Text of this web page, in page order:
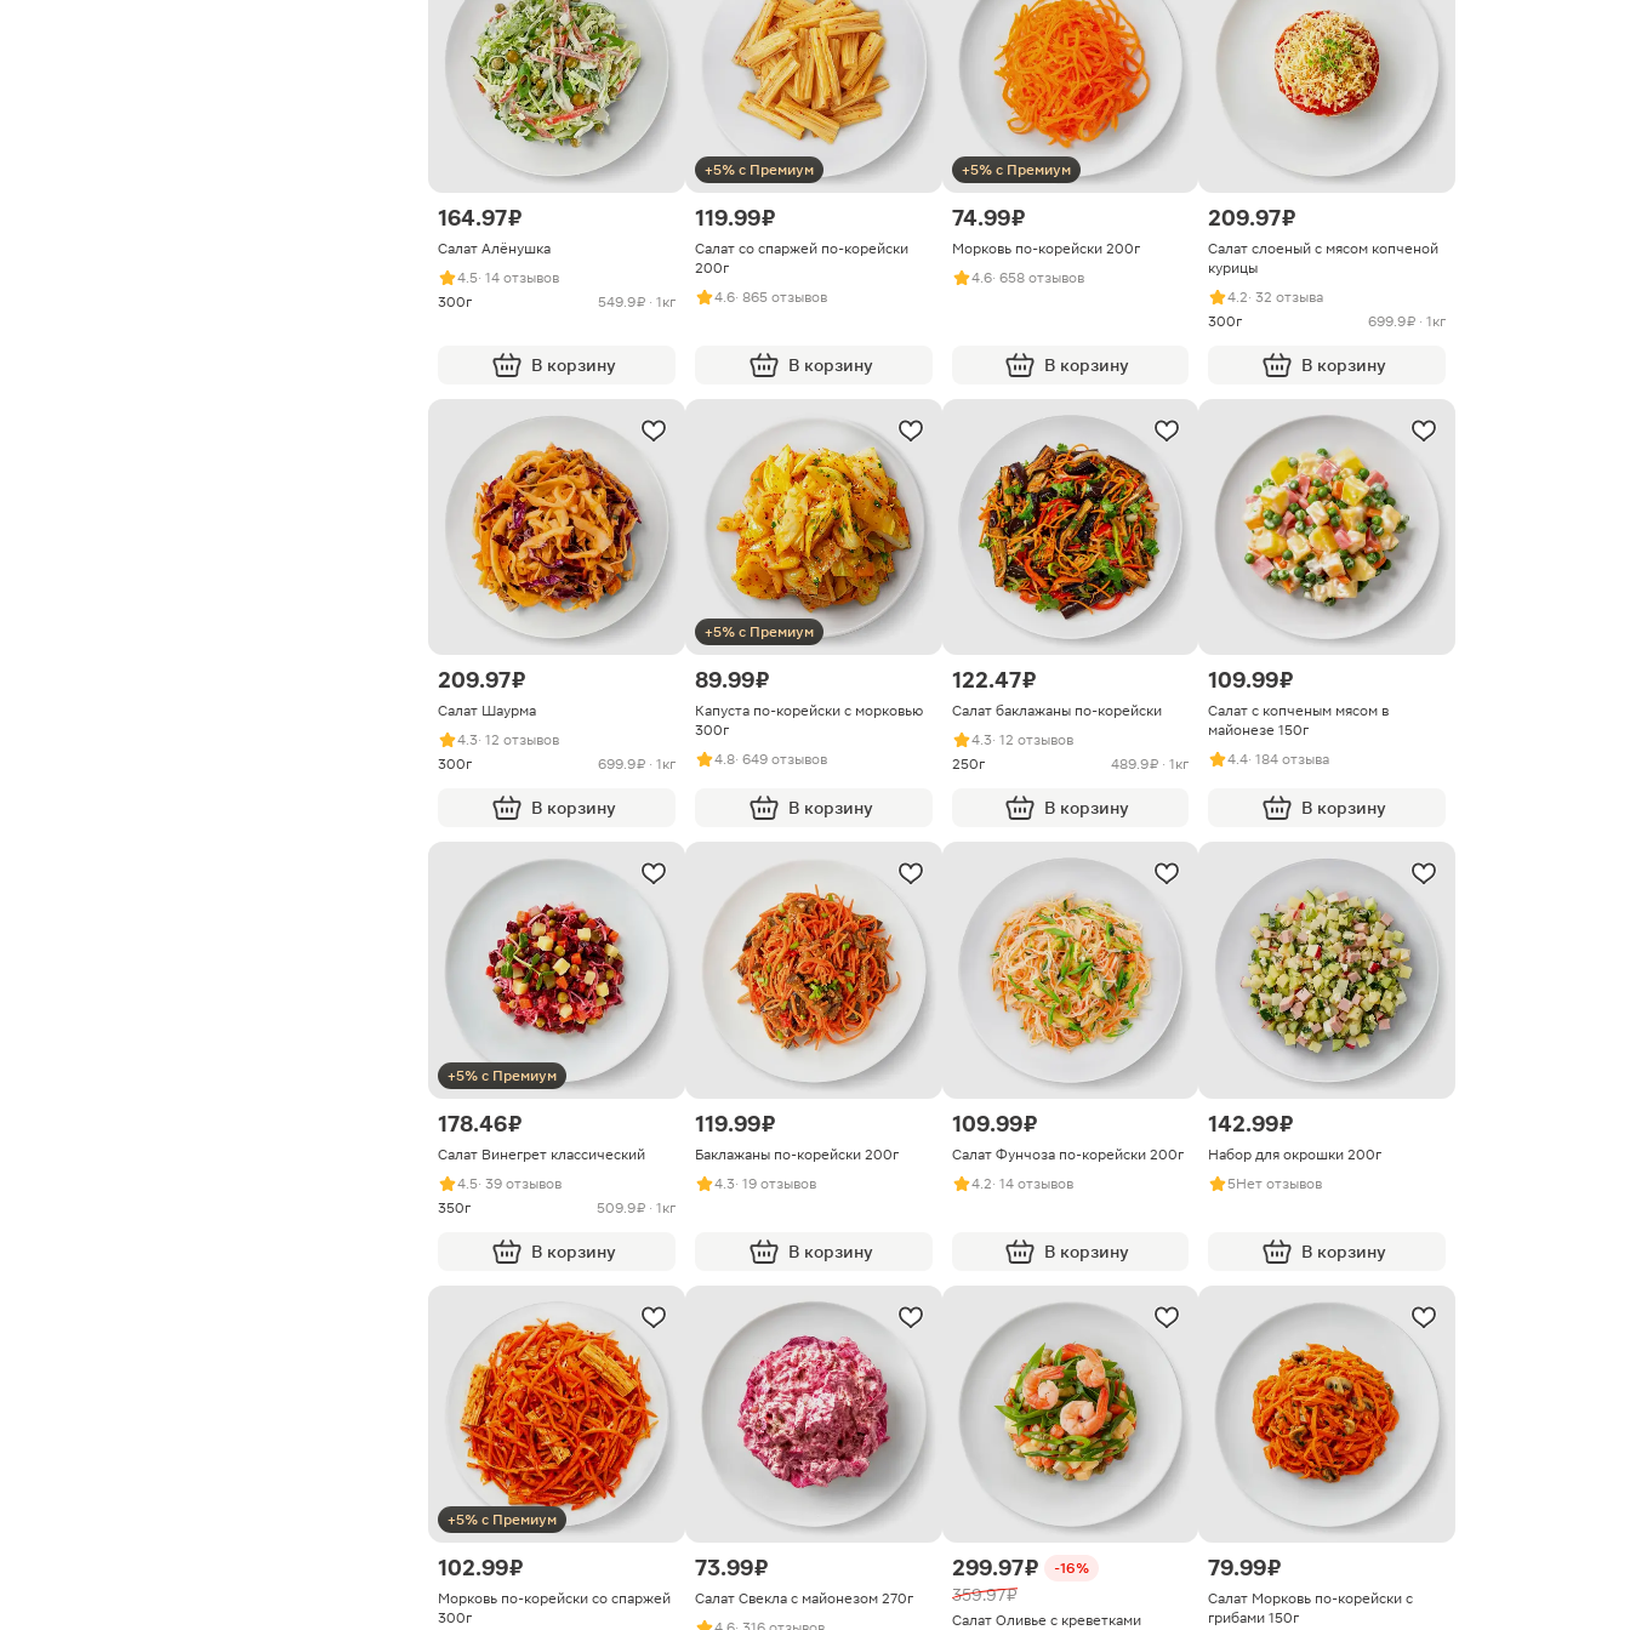
164.97 ₽
Салат Алёнушка
4.5· 14 отзывов
300г
549.9 ₽ · 1кг
В корзину
+5% с Премиум
119.99 ₽
Салат со спаржей по-корейски
200г
4.6· 865 отзывов
В корзину
+5% с Премиум
74.99 ₽
Морковь по-корейски 200г
4.6· 658 отзывов
В корзину
209.97 ₽
Салат слоеный с мясом копченой
курицы
4.2· 32 отзыва
300г
699.9 ₽ · 1кг
В корзину
209.97 ₽
Салат Шаурма
4.3· 12 отзывов
300г
699.9 ₽ · 1кг
В корзину
+5% с Премиум
89.99 ₽
Капуста по-корейски с морковью
300г
4.8· 649 отзывов
В корзину
122.47 ₽
Салат баклажаны по-корейски
4.3· 12 отзывов
250г
489.9 ₽ · 1кг
В корзину
109.99 ₽
Салат с копченым мясом в
майонезе 150г
4.4· 184 отзыва
В корзину
+5% с Премиум
178.46 ₽
Салат Винегрет классический
4.5· 39 отзывов
350г
509.9 ₽ · 1кг
В корзину
119.99 ₽
Баклажаны по-корейски 200г
4.3· 19 отзывов
В корзину
109.99 ₽
Салат Фунчоза по-корейски 200г
4.2· 14 отзывов
В корзину
142.99 ₽
Набор для окрошки 200г
5Нет отзывов
В корзину
+5% с Премиум
102.99 ₽
Морковь по-корейски со спаржей
300г
73.99 ₽
Салат Свекла с майонезом 270г
299.97 ₽ -16%
359.97 ₽
Салат Оливье с креветками
79.99 ₽
Салат Морковь по-корейски с
грибами 150г